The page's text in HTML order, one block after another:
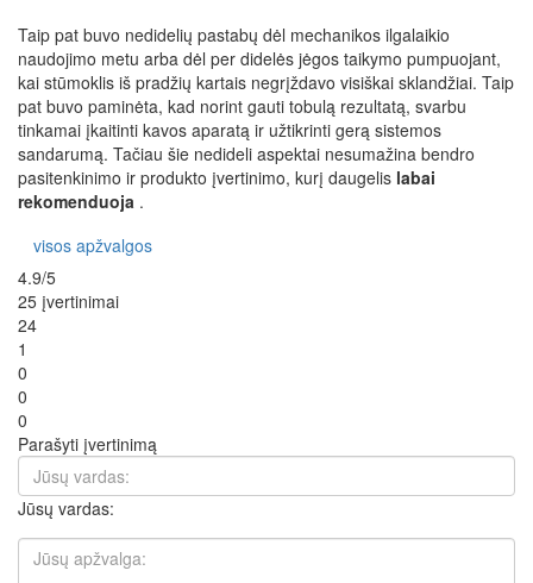
Taip pat buvo nedidelių pastabų dėl mechanikos ilgalaikio
naudojimo metu arba dėl per didelės jėgos taikymo pumpuojant,
kai stūmoklis iš pradžių kartais negrįždavo visiškai sklandžiai. Taip
pat buvo paminėta, kad norint gauti tobulą rezultatą, svarbu
tinkamai įkaitinti kavos aparatą ir užtikrinti gerą sistemos
sandarumą. Tačiau šie nedideli aspektai nesumažina bendro
pasitenkinimo ir produkto įvertinimo, kurį daugelis labai
rekomenduoja .
visos apžvalgos
4.9/5
25 įvertinimai
24
1
0
0
0
Parašyti įvertinimą
Jūsų vardas: